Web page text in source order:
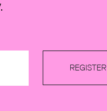
REGISTER